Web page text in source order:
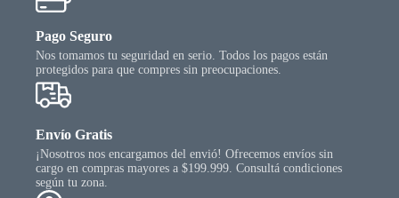
Pago Seguro
Nos tomamos tu seguridad en serio. Todos los pagos están
protegidos para que compres sin preocupaciones.
Envío Gratis
¡Nosotros nos encargamos del envió! Ofrecemos envíos sin
cargo en compras mayores a $199.999. Consultá condiciones
según tu zona.